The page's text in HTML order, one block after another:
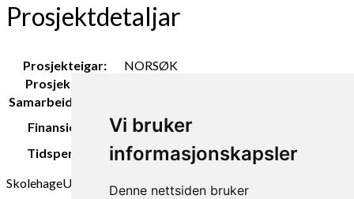
Vi bruker
informasjonskapsler
Denne nettsiden bruker
Prosjektdetaljar
Prosjekteigar:
NORSØK
Prosjektleiar:
Samarbeidspartar:
Finansiering:
Tingvoll Kommune, Landbruks og
matdepartementet
Tidsperiode:
2020 -
SkolehageUndervisning Kosthold